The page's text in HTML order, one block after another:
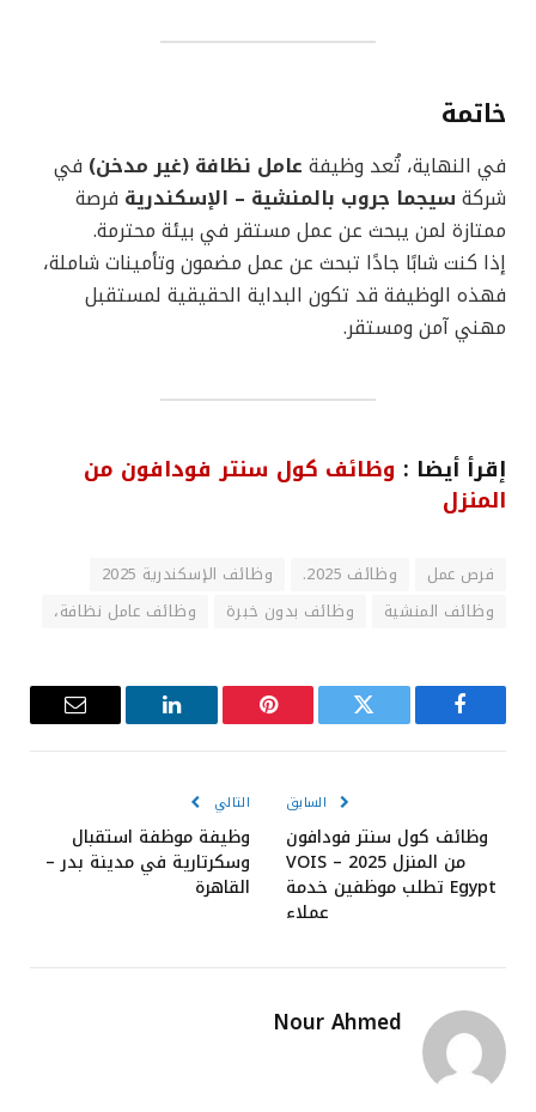
خاتمة
في النهاية، تُعد وظيفة عامل نظافة (غير مدخن) في
شركة سيجما جروب بالمنشية – الإسكندرية فرصة
ممتازة لمن يبحث عن عمل مستقر في بيئة محترمة.
إذا كنت شابًا جادًا تبحث عن عمل مضمون وتأمينات شاملة،
فهذه الوظيفة قد تكون البداية الحقيقية لمستقبل
مهني آمن ومستقر.
إقرأ أيضا : وظائف كول سنتر فودافون من
المنزل
فرص عمل وظائف 2025.
وظائف الإسكندرية 2025
وظائف المنشية
وظائف بدون خبرة وظائف عامل نظافة،
فيسبوك تويتر بينتيريست لينكدإن
البريد
السابق
وظائف كول سنتر فودافون
من المنزل 2025 – VOIS
Egypt تطلب موظفين خدمة
عملاء
التالي
وظيفة موظفة استقبال
وسكرتارية في مدينة بدر –
القاهرة
Nour Ahmed